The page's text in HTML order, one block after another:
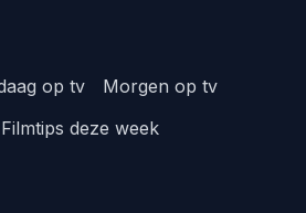
op tv
Morgen op tv
Filmtips deze week